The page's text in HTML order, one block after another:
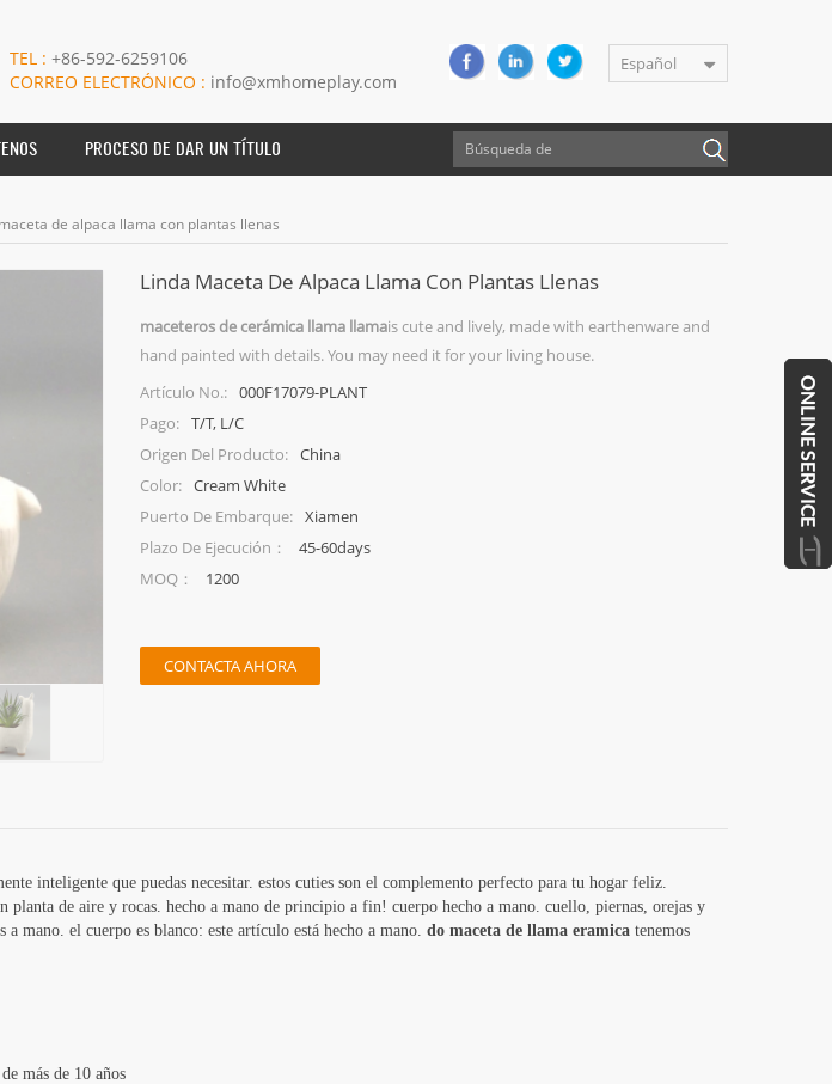
Español
TEL : +86-592-6259106
CORREO ELECTRÓNICO : info@xmhomeplay.com
PROCESO DE DAR UN TÍTULO
de alpaca llama con plantas llenas
Linda Maceta De Alpaca Llama Con Plantas Llenas
maceteros de cerámica llama llamais cute and lively, made with earthenware and
hand painted with details. You may need it for your living house.
Artículo No.: 000F17079-PLANT
Pago: T/T, L/C
Origen Del Producto: China
Color: Cream White
Puerto De Embarque: Xiamen
Plazo De Ejecución：
45-60days
MOQ：
1200
CONTACTA AHORA
inteligente que puedas necesitar. estos cuties son el complemento perfecto para tu hogar feliz.
planta de aire y rocas. hecho a mano de principio a fin! cuerpo hecho a mano. cuello, piernas, orejas y
mano. el cuerpo es blanco: este artículo está hecho a mano. do maceta de llama eramica tenemos
más de 10 años